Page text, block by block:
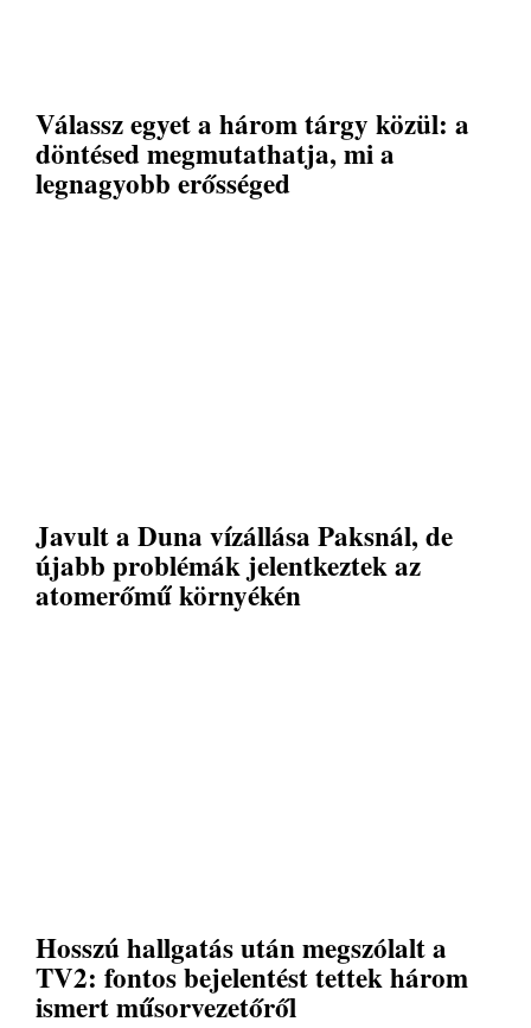
Válassz egyet a három tárgy közül: a
döntésed megmutathatja, mi a
legnagyobb erősséged
Javult a Duna vízállása Paksnál, de
újabb problémák jelentkeztek az
atomerőmű környékén
Hosszú hallgatás után megszólalt a
TV2: fontos bejelentést tettek három
ismert műsorvezetőről